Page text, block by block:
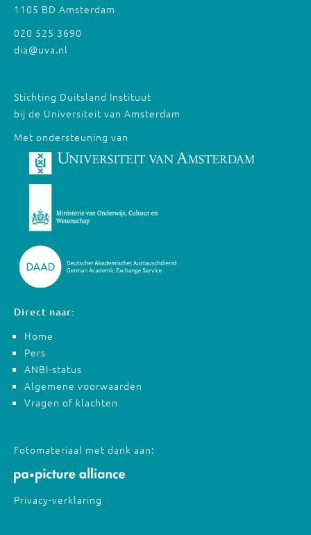
1105 BD Amsterdam
020 525 3690
dia@uva.nl
Stichting Duitsland Instituut
bij de Universiteit van Amsterdam
Met ondersteuning van
Direct naar:
Home
Pers
ANBI-status
Algemene voorwaarden
Vragen of klachten
Fotomateriaal met dank aan:
Privacy-verklaring